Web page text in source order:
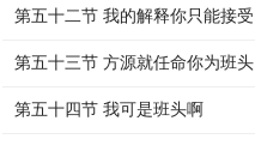
第五十二节 我的解释你只能接受
第五十三节 方源就任命你为班头
第五十四节 我可是班头啊